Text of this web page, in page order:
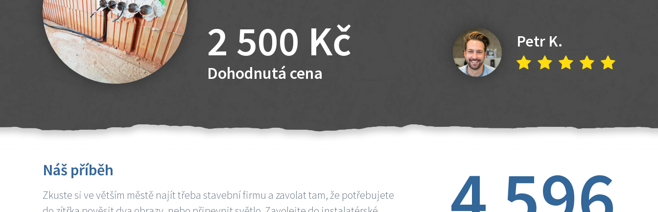
2 500 Kč
Dohodnutá cena
Petr K.
Náš příběh
Zkuste si ve větším městě najít třeba stavební firmu a zavolat tam, že potřebujete